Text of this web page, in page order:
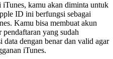
iTunes, kamu akan diminta untuk
ID ini berfungsi sebagai
Kamu bisa membuat akun
yang sudah
dengan benar dan valid agar
iTunes.